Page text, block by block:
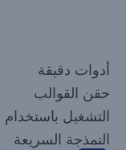
أدوات دقيقة
حقن القوالب
التشغيل باستخدام CNC
النمذجة السريعة